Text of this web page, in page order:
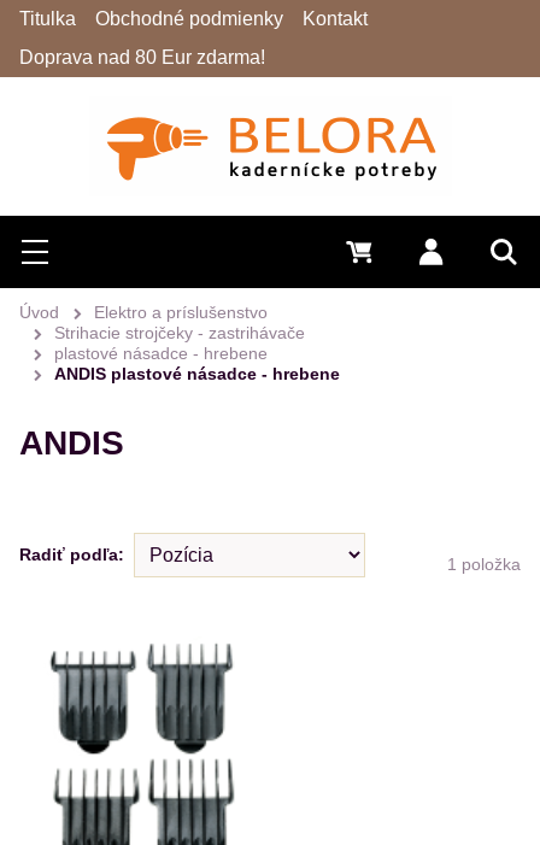
Hľadať
Menu Prihlásiť
0 €
Titulka Obchodné podmienky
Kontakt
Doprava nad 80 Eur zdarma!
Úvod
Elektro a príslušenstvo
Strihacie strojčeky - zastrihávače
plastové násadce - hrebene
ANDIS plastové násadce - hrebene
ANDIS
Radiť podľa: 1 položka